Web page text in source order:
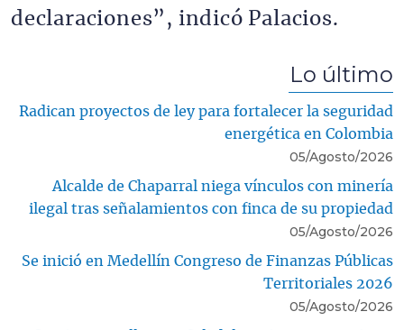
declaraciones”, indicó Palacios.
Lo último
Radican proyectos de ley para fortalecer la seguridad
energética en Colombia
05/Agosto/2026
Alcalde de Chaparral niega vínculos con minería
ilegal tras señalamientos con finca de su propiedad
05/Agosto/2026
Se inició en Medellín Congreso de Finanzas Públicas
Territoriales 2026
05/Agosto/2026